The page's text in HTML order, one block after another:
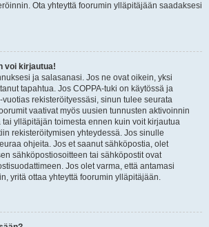
Ota yhteyttä foorumin ylläpitäjään saadaksesi
voi kirjautua!
ja salasanasi. Jos ne ovat oikein, yksi
tapahtua. Jos COPPA-tuki on käytössä ja
rekisteröityessäsi, sinun tulee seurata
vaativat myös uusien tunnusten aktivoinnin
ylläpitäjän toimesta ennen kuin voit kirjautua
rekisteröitymisen yhteydessä. Jos sinulle
ohjeita. Jos et saanut sähköpostia, olet
sähköpostiosoitteen tai sähköpostit ovat
Jos olet varma, että antamasi
yritä ottaa yhteyttä foorumin ylläpitäjään.